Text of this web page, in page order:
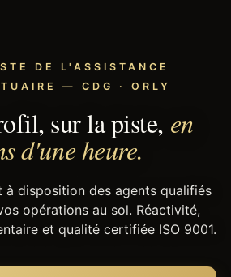
DE L'ASSISTANCE
— CDG · ORLY
sur la piste, en
d'une heure.
à disposition des agents qualifiés
opérations au sol. Réactivité,
et qualité certifiée ISO 9001.